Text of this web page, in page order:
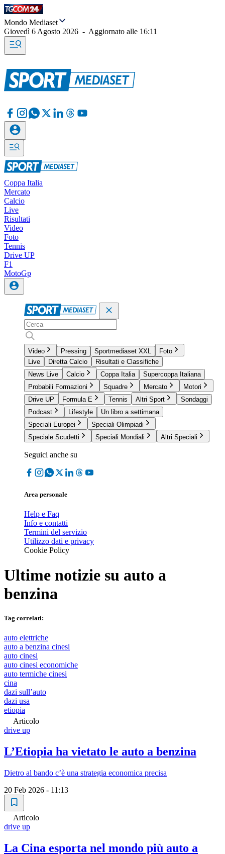
Mondo Mediaset
Giovedì 6 Agosto 2026 - Aggiornato alle 16:11
Coppa Italia
Mercato
Calcio
Live
Risultati
Video
Foto
Tennis
Drive UP
F1
MotoGp
Video Pressing Sportmediaset XXL
Foto
Live
Diretta Calcio
Risultati e Classifiche
News Live
Calcio Coppa Italia
Supercoppa Italiana
Probabili Formazioni
Squadre Mercato
Motori
Drive UP
Formula E Tennis Altri Sport
Sondaggi
Podcast
Lifestyle
Un libro a settimana
Speciali Europei
Speciali Olimpiadi
Speciale Scudetti
Speciali Mondiali Altri Speciali
Seguici anche su
Area personale
Help e Faq
Info e contatti
Termini del servizio
Utilizzo dati e privacy
Cookie Policy
Ultime notizie su auto a
benzina
Tag correlati:
auto elettriche
auto a benzina cinesi
auto cinesi
auto cinesi economiche
auto termiche cinesi
cina
dazi sullʼauto
dazi usa
etiopia
Articolo
drive up
L’Etiopia ha vietato le auto a benzina
Dietro al bando c’è una strategia economica precisa
20 Feb 2026 - 11:13
Articolo
drive up
La Cina esporta nel mondo più auto a